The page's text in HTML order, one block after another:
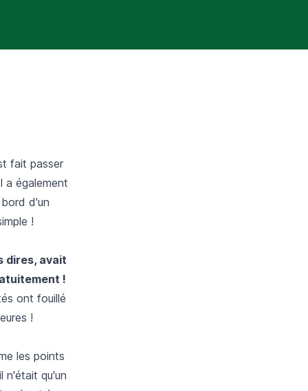
fait passer
a également
d'un
!
dires, avait
!
ont fouillé
!
les points
n'était qu'un